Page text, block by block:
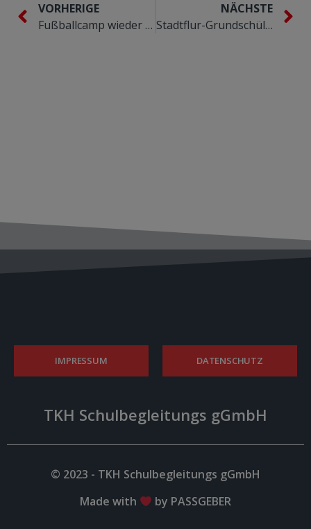
VORHERIGE
Fußballcamp wieder ein voller Erfolg!
NÄCHSTE
Stadtflur-Grundschüler feiern erneut den Turniersieg
IMPRESSUM DATENSCHUTZ
TKH Schulbegleitungs gGmbH
© 2023 - TKH Schulbegleitungs gGmbH
Made with
by PASSGEBER